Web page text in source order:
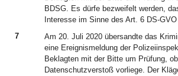
BDSG. Es dürfe bezweifelt werden,
Interesse im Sinne des Art. 6 DS-
7
Am 20. Juli 2020 übersandte das
eine Ereignismeldung der
Beklagten mit der Bitte um Prüfung,
Datenschutzverstoß vorliege. Der